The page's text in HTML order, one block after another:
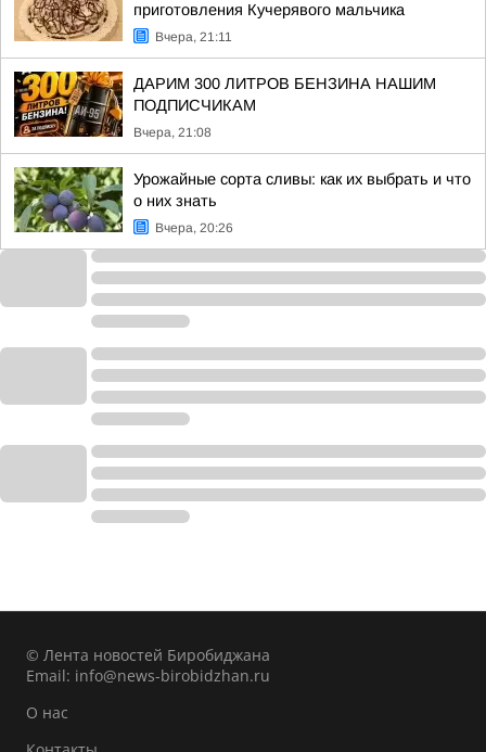
приготовления Кучерявого мальчика
Вчера, 21:11
ДАРИМ 300 ЛИТРОВ БЕНЗИНА НАШИМ
ПОДПИСЧИКАМ
Вчера, 21:08
Урожайные сорта сливы: как их выбрать и что
о них знать
Вчера, 20:26
© Лента новостей Биробиджана
Email: info@news-birobidzhan.ru
О нас